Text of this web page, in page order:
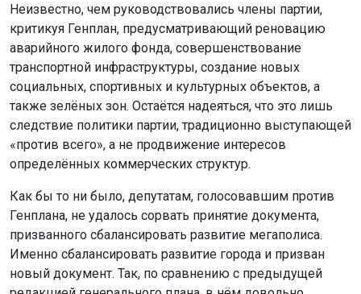
Неизвестно, чем руководствовались члены партии,
критикуя Генплан, предусматривающий реновацию
аварийного жилого фонда, совершенствование
транспортной инфраструктуры, создание новых
социальных, спортивных и культурных объектов, а
также зелёных зон. Остаётся надеяться, что это лишь
следствие политики партии, традиционно выступающей
«против всего», а не продвижение интересов
определённых коммерческих структур.
Как бы то ни было, депутатам, голосовавшим против
Генплана, не удалось сорвать принятие документа,
призванного сбалансировать развитие мегаполиса.
Именно сбалансировать развитие города и призван
новый документ. Так, по сравнению с предыдущей